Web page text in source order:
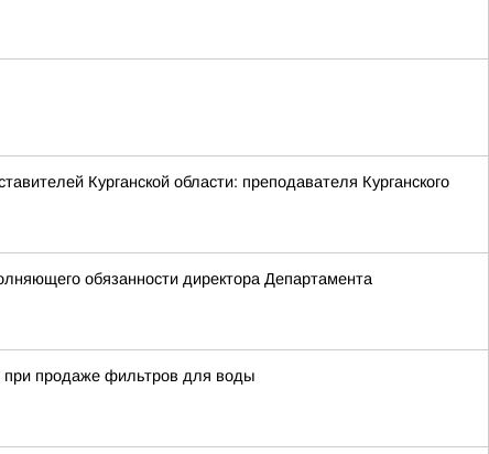
Курганской области: преподавателя Курганского
обязанности директора Департамента
при продаже фильтров для воды